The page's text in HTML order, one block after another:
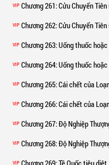
VIP Chương 261: Cửu Chuyển
VIP Chương 262: Cửu Chuyển
VIP Chương 263: Uống thuốc
VIP Chương 264: Uống thuốc
VIP Chương 265: Cái chết của
VIP Chương 266: Cái chết của
VIP Chương 267: Độ Nghiệp
VIP Chương 268: Độ Nghiệp
VIP